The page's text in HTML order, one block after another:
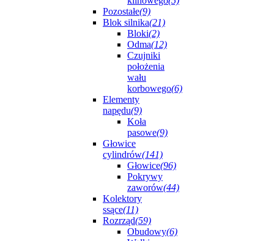
Pozostałe(9)
Blok silnika(21)
Bloki(2)
Odma(12)
Czujniki
położenia
wału
korbowego(6)
Elementy
napędu(9)
Koła
pasowe(9)
Głowice
cylindrów(141)
Głowice(96)
Pokrywy
zaworów(44)
Kolektory
ssące(11)
Rozrząd(59)
Obudowy(6)